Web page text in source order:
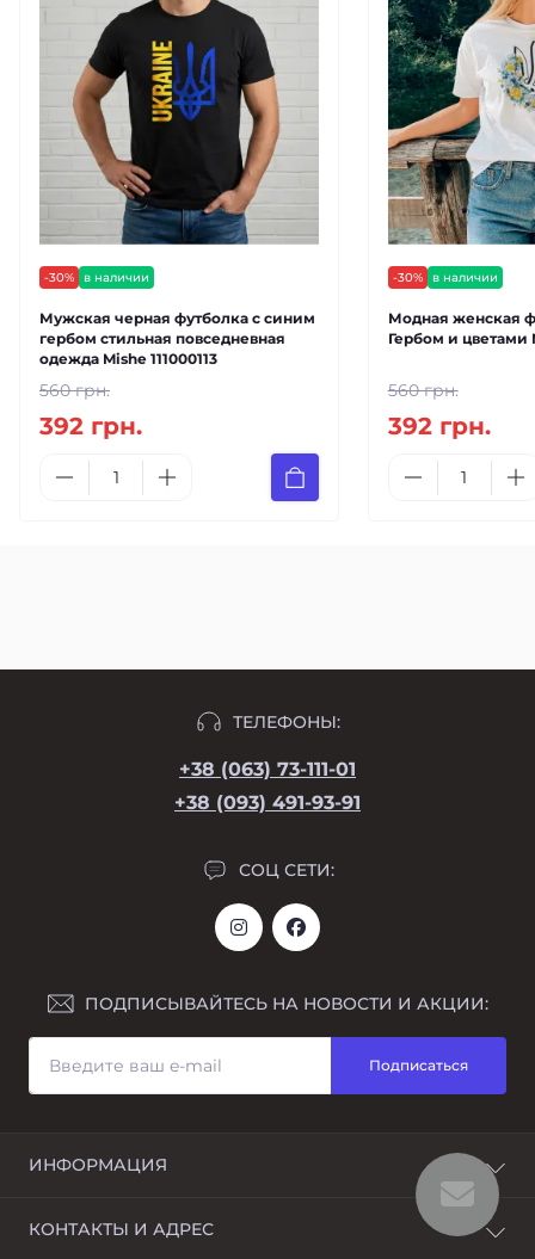
-30% в наличии
Мужская черная футболка с синим
гербом стильная повседневная
одежда Mishe 111000113
560 грн.
392 грн.
-30% в наличии
Модная женская
Гербом и цветами
560 грн.
392 грн.
ТЕЛЕФОНЫ:
+38 (063) 73-111-01
+38 (093) 491-93-91
СОЦ СЕТИ:
ПОДПИСЫВАЙТЕСЬ НА НОВОСТИ И АКЦИИ:
Подписаться
ИНФОРМАЦИЯ
О магазине
КОНТАКТЫ И АДРЕС